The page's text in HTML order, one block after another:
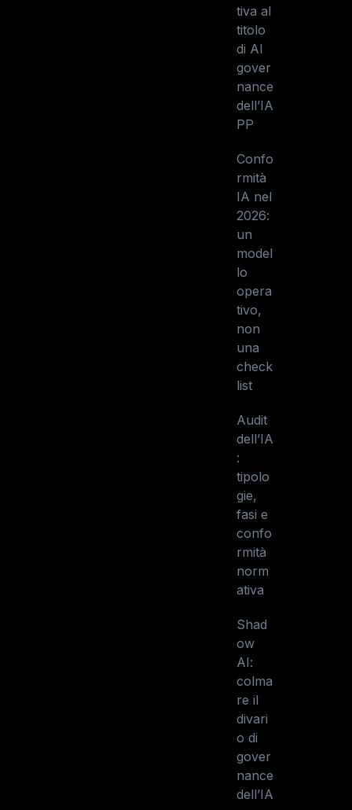
tiva al
titolo
di AI
gover
nance
dell’IA
PP
Confo
rmità
IA nel
2026:
un
model
lo
opera
tivo,
non
una
check
list
Audit
dell’IA
:
tipolo
gie,
fasi e
confo
rmità
norm
ativa
Shad
ow
AI:
colma
re il
divari
o di
gover
nance
dell’IA